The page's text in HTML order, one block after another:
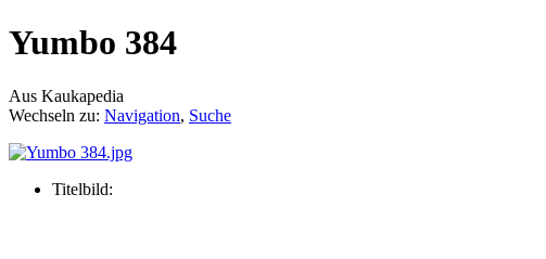
Yumbo 384
Aus Kaukapedia
Wechseln zu: Navigation, Suche
Titelbild: